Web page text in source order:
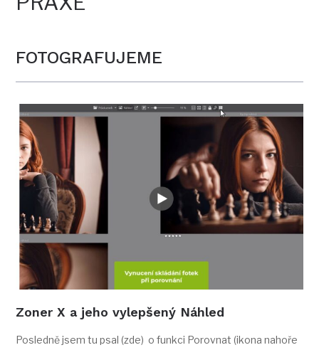
FOTOGRAFUJEME
Zoner X a jeho vylepšený Náhled
Posledně jsem tu psal (zde) o funkci Porovnat (ikona nahoře